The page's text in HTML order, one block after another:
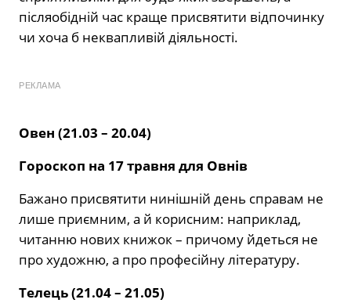
післяобідній час краще присвятити відпочинку
чи хоча б неквапливій діяльності.
РЕКЛАМА
Овен (21.03 – 20.04)
Гороскоп на 17 травня для Овнів
Бажано присвятити нинішній день справам не
лише приємним, а й корисним: наприклад,
читанню нових книжок – причому йдеться не
про художню, а про професійну літературу.
Телець (21.04 – 21.05)